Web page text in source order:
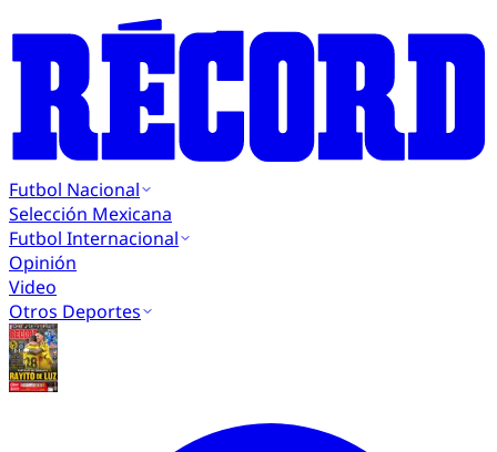
Futbol Nacional
Selección Mexicana
Futbol Internacional
Opinión
Video
Otros Deportes